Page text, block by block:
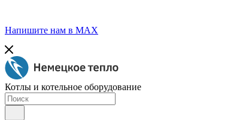
Напишите нам в МАХ
Котлы и котельное оборудование